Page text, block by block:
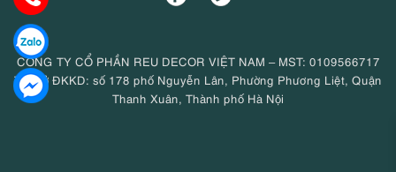
CÔNG TY CỔ PHẦN REU DECOR VIỆT NAM – MST: 0109566717
Trụ sở ĐKKD: số 178 phố Nguyễn Lân, Phường Phương Liệt, Quận
Thanh Xuân, Thành phố Hà Nội